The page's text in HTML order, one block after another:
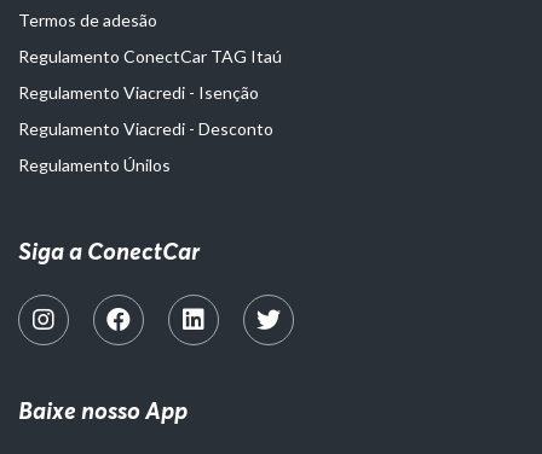
Termos de adesão
Regulamento ConectCar TAG Itaú
Regulamento Viacredi - Isenção
Regulamento Viacredi - Desconto
Regulamento Únilos
Siga a ConectCar
Baixe nosso App